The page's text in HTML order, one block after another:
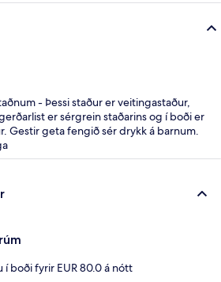
- Þessi staður er veitingastaður,
er sérgrein staðarins og í boði er
Gestir geta fengið sér drykk á barnum.
í boði fyrir EUR 80.0 á nótt